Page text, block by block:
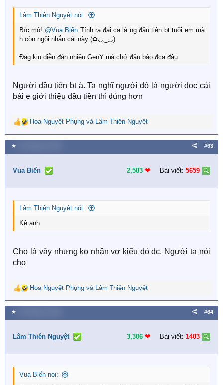
Lâm Thiên Nguyệt nói:
Bíc mò! @Vua Biển Tính ra đại ca là ng đầu tiên bt tuổi em mà
h còn ngồi nhắn cái này (✿◡‿◡)
Đag kiu diễn đàn nhiều GenY mà chớ đâu bảo đca đâu
Người đầu tiên bt à. Ta nghĩ người đó là người đọc cái
bài e giới thiệu đầu tiền thì đúng hơn
R
e
a
c
i
n
Hoa Nguyệt Phụng và Lâm Thiên Nguyệt
★ #63
Vua Biển 2,583 ❤︎ Bài viết: 5659
Lâm Thiên Nguyệt nói:
Kệ anh
Cho là vậy nhưng ko nhận vơ kiểu đó đc. Người ta nói
cho
R
e
a
c
i
n
Hoa Nguyệt Phụng và Lâm Thiên Nguyệt
★ #64
Lâm Thiên Nguyệt 3,306 ❤︎ Bài viết: 1403
Vua Biển nói: